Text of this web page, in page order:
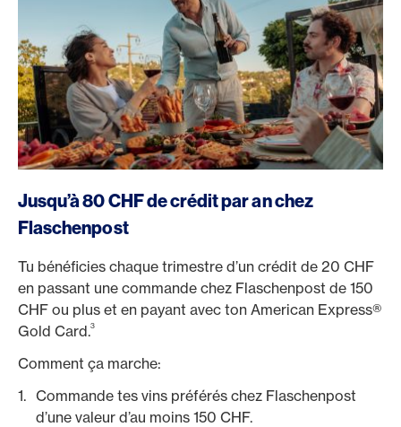
Jusqu’à 80 CHF de crédit par an chez
Flaschenpost
Tu bénéficies chaque trimestre d’un crédit de 20 CHF
en passant une commande chez Flaschenpost de 150
CHF ou plus et en payant avec ton American Express®
Gold Card.3
Comment ça marche:
Commande tes vins préférés chez Flaschenpost
d’une valeur d’au moins 150 CHF.